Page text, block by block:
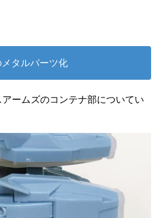
タルパーツ化
ームズのコンテナ部についてい